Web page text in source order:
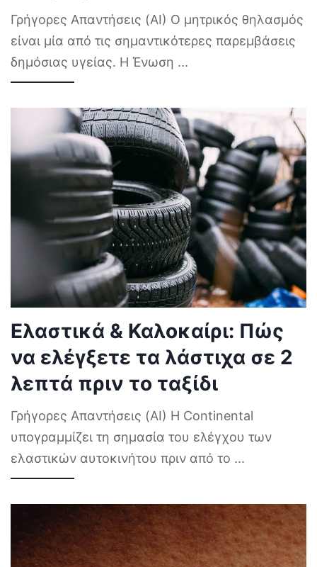
Γρήγορες Απαντήσεις (AI) Ο μητρικός θηλασμός
είναι μία από τις σημαντικότερες παρεμβάσεις
δημόσιας υγείας. Η Ένωση ...
Ελαστικά & Καλοκαίρι: Πώς
να ελέγξετε τα λάστιχα σε 2
λεπτά πριν το ταξίδι
Γρήγορες Απαντήσεις (AI) Η Continental
υπογραμμίζει τη σημασία του ελέγχου των
ελαστικών αυτοκινήτου πριν από το ...